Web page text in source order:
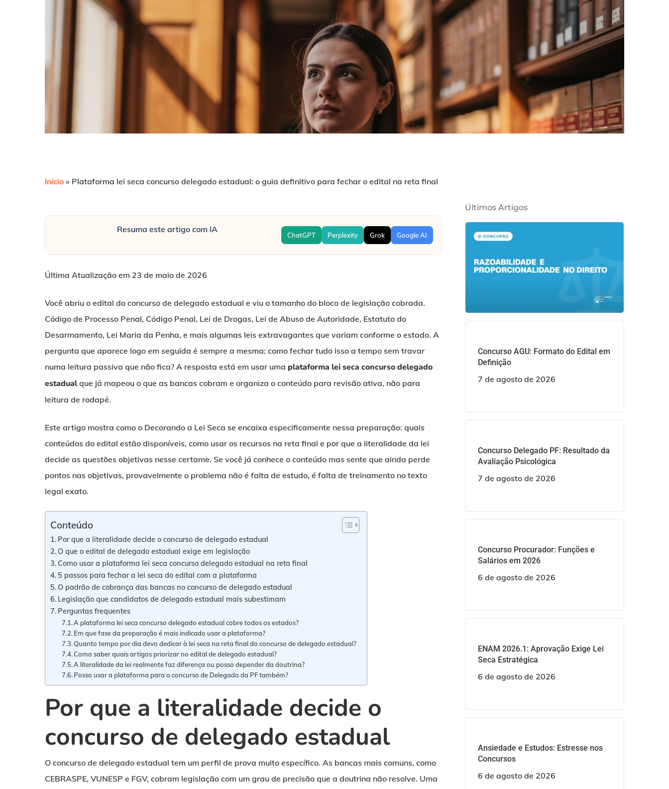
Início » Plataforma lei seca concurso delegado estadual: o guia definitivo para fechar o edital na reta final
Resuma este artigo com IA
ChatGPT Perplexity Grok Google AI
Última Atualização em 23 de maio de 2026
Você abriu o edital do concurso de delegado estadual e viu o tamanho do bloco de legislação cobrada.
Código de Processo Penal, Código Penal, Lei de Drogas, Lei de Abuso de Autoridade, Estatuto do
Desarmamento, Lei Maria da Penha, e mais algumas leis extravagantes que variam conforme o estado. A
pergunta que aparece logo em seguida é sempre a mesma: como fechar tudo isso a tempo sem travar
numa leitura passiva que não fica? A resposta está em usar uma plataforma lei seca concurso delegado
estadualque já mapeou o que as bancas cobram e organiza o conteúdo para revisão ativa, não para
leitura de rodapé.
Este artigo mostra como o Decorando a Lei Seca se encaixa especificamente nessa preparação: quais
conteúdos do edital estão disponíveis, como usar os recursos na reta final e por que a literalidade da lei
decide as questões objetivas nesse certame. Se você já conhece o conteúdo mas sente que ainda perde
pontos nas objetivas, provavelmente o problema não é falta de estudo, é falta de treinamento no texto
legal exato.
Conteúdo
Por que a literalidade decide o concurso de delegado estadual
O que o edital de delegado estadual exige em legislação
Como usar a plataforma lei seca concurso delegado estadual na reta final
5 passos para fechar a lei seca do edital com a plataforma
O padrão de cobrança das bancas no concurso de delegado estadual
Legislação que candidatos de delegado estadual mais subestimam
Perguntas frequentes
A plataforma lei seca concurso delegado estadual cobre todos os estados?
Em que fase da preparação é mais indicado usar a plataforma?
Quanto tempo por dia devo dedicar à lei seca na reta final do concurso de delegado estadual?
Como saber quais artigos priorizar no edital de delegado estadual?
A literalidade da lei realmente faz diferença ou posso depender da doutrina?
Posso usar a plataforma para o concurso de Delegado da PF também?
Por que a literalidade decide o
concurso de delegado estadual
O concurso de delegado estadual tem um perfil de prova muito específico. As bancas mais comuns, como
CEBRASPE, VUNESP e FGV, cobram legislação com um grau de precisão que a doutrina não resolve. Uma
Últimos Artigos
Concurso AGU: Formato do Edital em
Definição
7 de agosto de 2026
Concurso Delegado PF: Resultado da
Avaliação Psicológica
7 de agosto de 2026
Concurso Procurador: Funções e
Salários em 2026
6 de agosto de 2026
ENAM 2026.1: Aprovação Exige Lei
Seca Estratégica
6 de agosto de 2026
Ansiedade e Estudos: Estresse nos
Concursos
6 de agosto de 2026